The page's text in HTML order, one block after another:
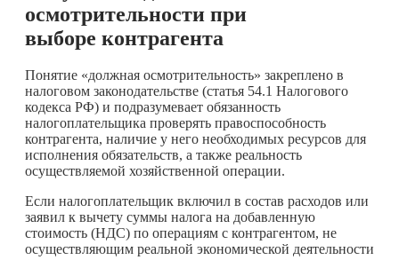
осмотрительности при
выборе контрагента
Понятие «должная осмотрительность» закреплено в
налоговом законодательстве (статья 54.1 Налогового
кодекса РФ) и подразумевает обязанность
налогоплательщика проверять правоспособность
контрагента, наличие у него необходимых ресурсов для
исполнения обязательств, а также реальность
осуществляемой хозяйственной операции.
Если налогоплательщик включил в состав расходов или
заявил к вычету суммы налога на добавленную
стоимость (НДС) по операциям с контрагентом, не
осуществляющим реальной экономической деятельности